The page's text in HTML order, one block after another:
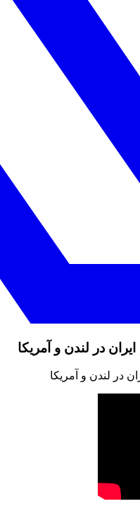
در لندن و آمریکا